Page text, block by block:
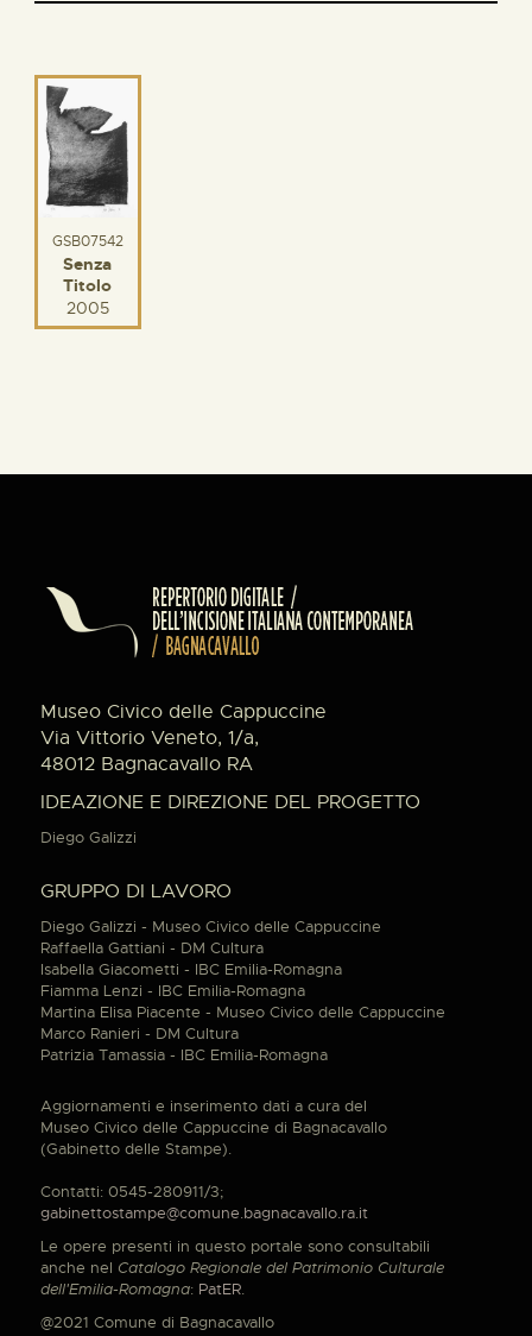
GSB07542
Senza
Titolo
2005
Museo Civico delle Cappuccine
Via Vittorio Veneto, 1/a,
48012 Bagnacavallo RA
IDEAZIONE E DIREZIONE DEL PROGETTO
Diego Galizzi
GRUPPO DI LAVORO
Diego Galizzi - Museo Civico delle Cappuccine
Raffaella Gattiani - DM Cultura
Isabella Giacometti - IBC Emilia-Romagna
Fiamma Lenzi - IBC Emilia-Romagna
Martina Elisa Piacente - Museo Civico delle Cappuccine
Marco Ranieri - DM Cultura
Patrizia Tamassia - IBC Emilia-Romagna
Aggiornamenti e inserimento dati a cura del
Museo Civico delle Cappuccine di Bagnacavallo
(Gabinetto delle Stampe).
Contatti: 0545-280911/3;
gabinettostampe@comune.bagnacavallo.ra.it
Le opere presenti in questo portale sono consultabili
anche nel Catalogo Regionale del Patrimonio Culturale
dell'Emilia-Romagna: PatER.
@2021 Comune di Bagnacavallo